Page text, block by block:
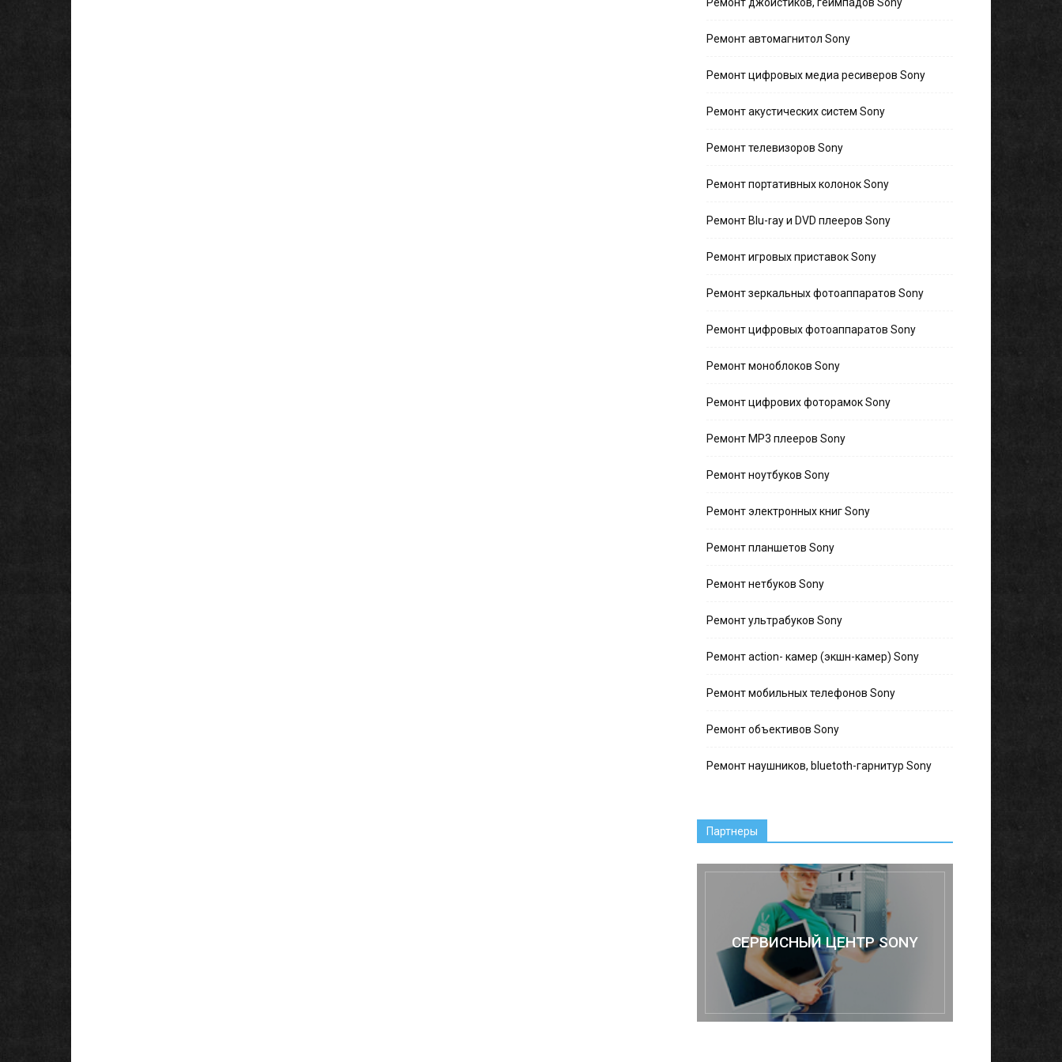
Ремонт автомагнитол Sony
Ремонт цифровых медиа ресиверов Sony
Ремонт акустических систем Sony
Ремонт телевизоров Sony
Ремонт портативных колонок Sony
Ремонт Blu-ray и DVD плееров Sony
Ремонт игровых приставок Sony
Ремонт зеркальных фотоаппаратов Sony
Ремонт цифровых фотоаппаратов Sony
Ремонт моноблоков Sony
Ремонт цифрових фоторамок Sony
Ремонт MP3 плееров Sony
Ремонт ноутбуков Sony
Ремонт электронных книг Sony
Ремонт планшетов Sony
Ремонт нетбуков Sony
Ремонт ультрабуков Sony
Ремонт action- камер (экшн-камер) Sony
Ремонт мобильных телефонов Sony
Ремонт объективов Sony
Ремонт наушников, bluetoth-гарнитур Sony
Партнеры
СЕРВИСНЫЙ ЦЕНТР SONY